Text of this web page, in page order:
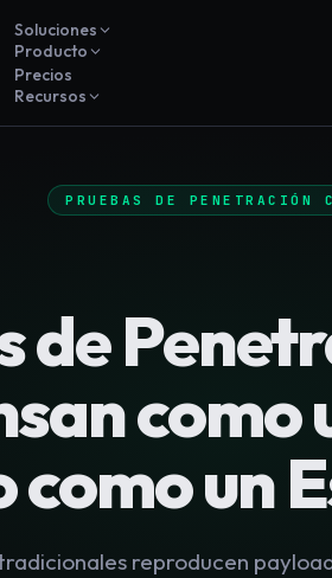
Soluciones
Producto
Precios
Recursos
PRUEBAS DE PENETRACIÓN
de
como un
reproducen